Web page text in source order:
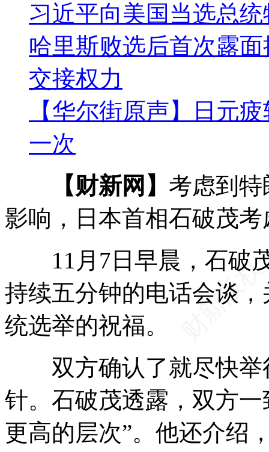
习近平向美国当选总
哈里斯败选后首次露
交接权力
【华尔街原声】日元
一次
【财新网】 考虑到
影响，日本首相石破茂
11月7日早晨，石破茂
持续五分钟的电话会谈
统选举的祝福。
双方确认了就尽快举
针。石破茂透露，双方
更高的层次”。他还介绍